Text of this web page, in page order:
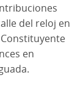
del reloj en
en